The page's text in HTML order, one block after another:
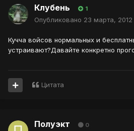
Клубень 1
Опубликовано 23 марта, 2012
Кучча войсов нормальных и
устраивают?Давайте конкретно
Цитата
Полуэкт 0